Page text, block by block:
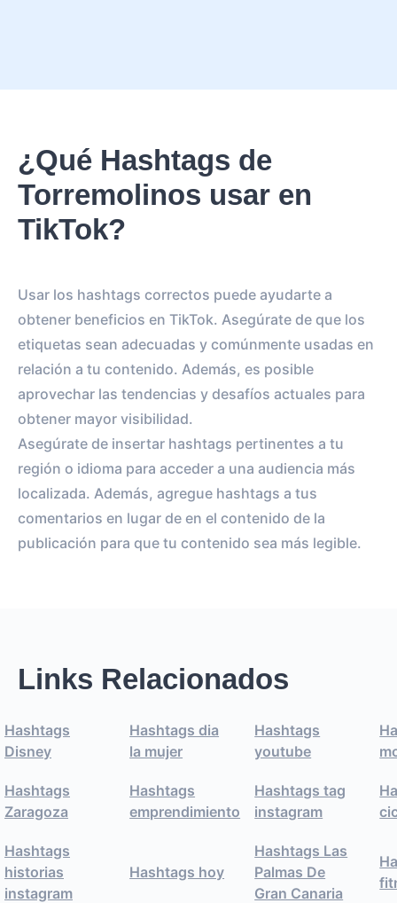
¿Qué Hashtags de
Torremolinos usar en
TikTok?
Usar los hashtags correctos puede ayudarte a
obtener beneficios en TikTok. Asegúrate de que los
etiquetas sean adecuadas y comúnmente usadas en
relación a tu contenido. Además, es posible
aprovechar las tendencias y desafíos actuales para
obtener mayor visibilidad.
Asegúrate de insertar hashtags pertinentes a tu
región o idioma para acceder a una audiencia más
localizada. Además, agregue hashtags a tus
comentarios en lugar de en el contenido de la
publicación para que tu contenido sea más legible.
Links Relacionados
Hashtags
Disney
Hashtags dia
la mujer
Hashtags
youtube
Hashtags
Zaragoza
Hashtags
emprendimiento
Hashtags tag
instagram
Hashtags
historias
instagram
Hashtags hoy
Hashtags Las
Palmas De
Gran Canaria